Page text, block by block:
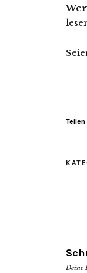
Teilen
Deine